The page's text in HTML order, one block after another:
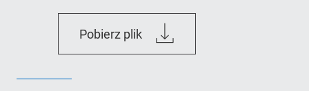
Pobierz plik Regulamin_rolki_2024.pdf